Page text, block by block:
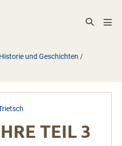
Suche-
Historie und Geschichten /
TEIL 3